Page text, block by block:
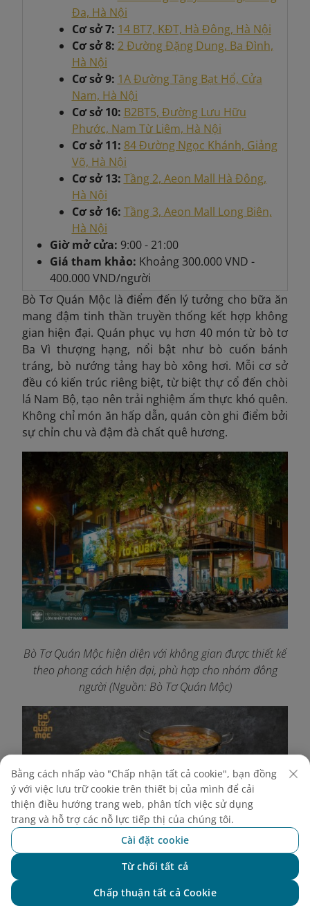
Đa, Hà Nội
Cơ sở 7: 14 BT7, KĐT, Hà Đông, Hà Nội
Cơ sở 8: 2 Đường Đặng Dung, Ba Đình,
Hà Nội
Cơ sở 9: 1A Đường Tăng Bạt Hổ, Cửa
Nam, Hà Nội
Cơ sở 10: B2BT5, Đường Lưu Hữu
Phước, Nam Từ Liêm, Hà Nội
Cơ sở 11: 84 Đường Ngọc Khánh, Giảng
Võ, Hà Nội
Cơ sở 13: Tầng 2, Aeon Mall Hà Đông,
Hà Nội
Cơ sở 16: Tầng 3, Aeon Mall Long Biên,
Hà Nội
Giờ mở cửa: 9:00 - 21:00
Giá tham khảo: Khoảng300.000 VND -
400.000 VND/người
Bò Tơ Quán Mộc là điểm đến lý tưởng cho bữa ăn
mang đậm tinh thần truyền thống kết hợp không
gian hiện đại. Quán phục vụ hơn 40 món từ bò tơ
Ba Vì thượng hạng, nổi bật như bò cuốn bánh
tráng, bò nướng tảng hay bò xông hơi. Mỗi cơ sở
đều có kiến trúc riêng biệt, từ biệt thự cổ đến chòi
lá Nam Bộ, tạo nên trải nghiệm ẩm thực khó quên.
Không chỉ món ăn hấp dẫn, quán còn ghi điểm bởi
sự chỉn chu và đậm đà chất quê hương.
Bò Tơ Quán Mộc hiện diện với không gian được thiết kế
theo phong cách hiện đại, phù hợp cho nhóm đông
người (Nguồn: Bò Tơ Quán Mộc)
Bằng cách nhấp vào "Chấp nhận tất cả cookie", bạn đồng
ý với việc lưu trữ cookie trên thiết bị của mình để cải
thiện điều hướng trang web, phân tích việc sử dụng
trang và hỗ trợ các nỗ lực tiếp thị của chúng tôi.
Cài đặt cookie
Từ chối tất cả
Chấp thuận tất cả Cookie